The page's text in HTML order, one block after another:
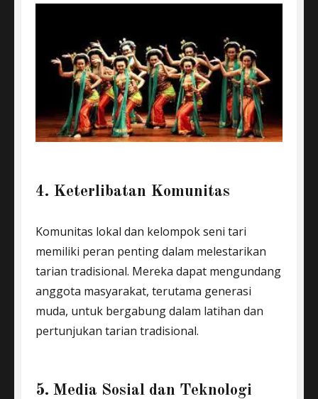
4. Keterlibatan Komunitas
Komunitas lokal dan kelompok seni tari
memiliki peran penting dalam melestarikan
tarian tradisional. Mereka dapat mengundang
anggota masyarakat, terutama generasi
muda, untuk bergabung dalam latihan dan
pertunjukan tarian tradisional.
5. Media Sosial dan Teknologi